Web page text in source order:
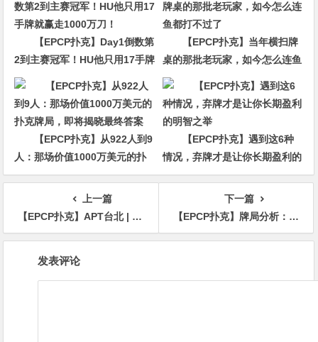
【EPCP扑克】Day1倒数第
2到主赛冠军！HU他只用17手牌
就赢走1000万刀！
【EPCP扑克】当年横扫牌
桌的那批老玩家，如今怎么连鱼
都打不过了
【EPCP扑克】从922人到9
人：那场价值1000万美元的扑
克牌局，即将揭晓最终答案
【EPCP扑克】遇到这6种
情况，弃牌才是让你长期盈利的
明智之举
上一篇
【EPCP扑克】APT台北 | 主赛进入关键阶段！47位选手晋级，新加坡选手Abraham Ceesvin领先群雄
下一篇
【EPCP扑克】牌局分析：有点预感到你会乱来
发表评论